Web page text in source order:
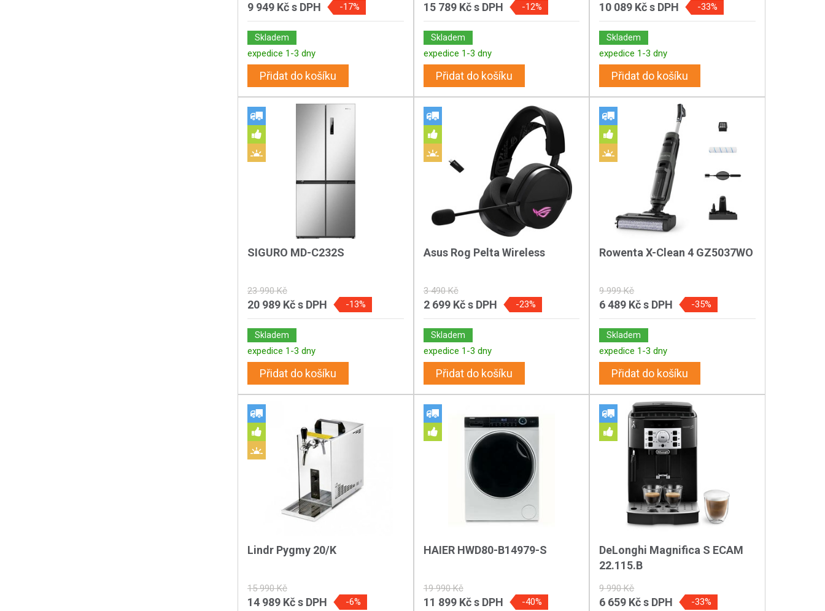
9 949 Kčs DPH -17%
Skladem
expedice 1-3 dny
Přidat do košíku
15 789 Kčs DPH -12%
Skladem
expedice 1-3 dny
Přidat do košíku
10 089 Kčs DPH -33%
Skladem
expedice 1-3 dny
Přidat do košíku
SIGURO MD-C232S
23 990 Kč
20 989 Kčs DPH -13%
Skladem
expedice 1-3 dny
Přidat do košíku
Asus Rog Pelta Wireless
3 490 Kč
2 699 Kčs DPH -23%
Skladem
expedice 1-3 dny
Přidat do košíku
Rowenta X-Clean 4 GZ5037WO
9 999 Kč
6 489 Kčs DPH -35%
Skladem
expedice 1-3 dny
Přidat do košíku
Lindr Pygmy 20/K
15 990 Kč
14 989 Kčs DPH -6%
HAIER HWD80-B14979-S
19 990 Kč
11 899 Kčs DPH -40%
DeLonghi Magnifica S ECAM
22.115.B
9 990 Kč
6 659 Kčs DPH -33%